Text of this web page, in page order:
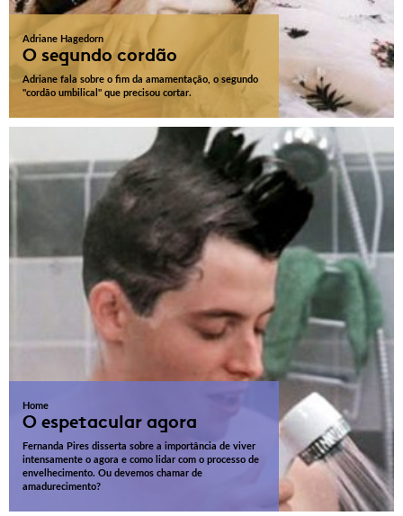
Adriane Hagedorn
O segundo cordão
Adriane fala sobre o fim da amamentação, o segundo
"cordão umbilical" que precisou cortar.
Home
O espetacular agora
Fernanda Pires disserta sobre a importância de viver
intensamente o agora e como lidar com o processo de
envelhecimento. Ou devemos chamar de
amadurecimento?